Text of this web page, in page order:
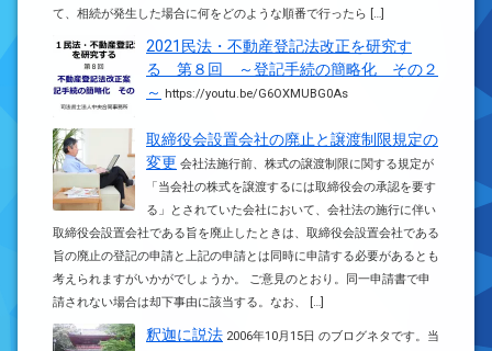
て、相続が発生した場合に何をどのような順番で行ったら […]
2021民法・不動産登記法改正を研究す
る 第８回 ～登記手続の簡略化 その２
～
https://youtu.be/G6OXMUBG0As
取締役会設置会社の廃止と譲渡制限規定の
変更 会社法施行前、株式の譲渡制限に関する規定が
「当会社の株式を譲渡するには取締役会の承認を要す
る」とされていた会社において、会社法の施行に伴い
取締役会設置会社である旨を廃止したときは、取締役会設置会社である
旨の廃止の登記の申請と上記の申請とは同時に申請する必要があるとも
考えられますがいかがでしょうか。 ご意見のとおり。同一申請書で申
請されない場合は却下事由に該当する。なお、 […]
釈迦に説法 2006年10月15日 のブログネタです。当